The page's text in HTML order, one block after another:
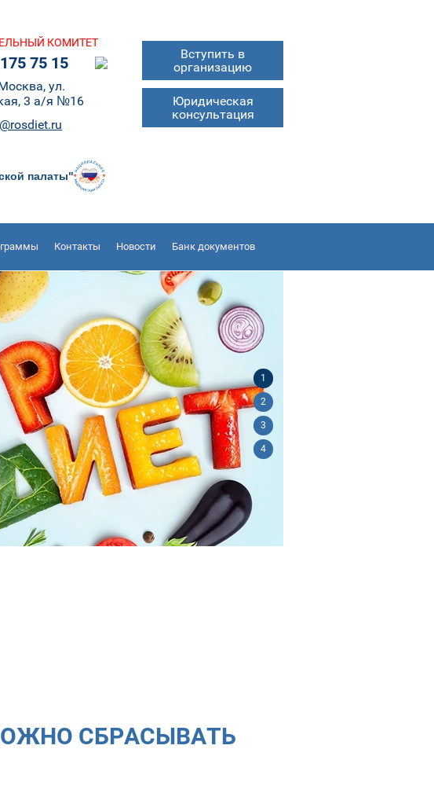
КОМИТЕТ
75 15
ул.
3 а/я №16
Вступить в
организацию
Юридическая
консультация
палаты"
Контакты Новости Банк документов
1
2
3
4
СБРАСЫВАТЬ